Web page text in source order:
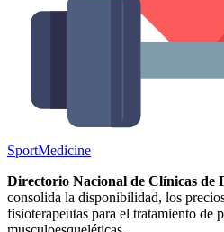
SportMedicine
Directorio Nacional de Clínicas de
consolida la disponibilidad, los
fisioterapeutas para el tratamiento de